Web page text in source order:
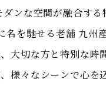
ンな空間が融合する
を馳せる老舗 九州
大切な方と特別な時
様々なシーンで心を